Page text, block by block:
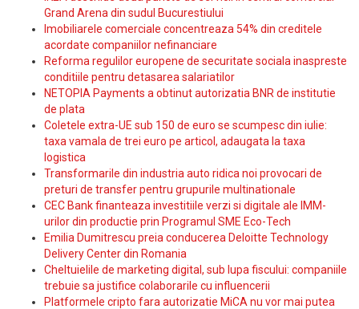
Grand Arena din sudul Bucurestiului
Imobiliarele comerciale concentreaza 54% din creditele
acordate companiilor nefinanciare
Reforma regulilor europene de securitate sociala inaspreste
conditiile pentru detasarea salariatilor
NETOPIA Payments a obtinut autorizatia BNR de institutie
de plata
Coletele extra-UE sub 150 de euro se scumpesc din iulie:
taxa vamala de trei euro pe articol, adaugata la taxa
logistica
Transformarile din industria auto ridica noi provocari de
preturi de transfer pentru grupurile multinationale
CEC Bank finanteaza investitiile verzi si digitale ale IMM-
urilor din productie prin Programul SME Eco-Tech
Emilia Dumitrescu preia conducerea Deloitte Technology
Delivery Center din Romania
Cheltuielile de marketing digital, sub lupa fiscului: companiile
trebuie sa justifice colaborarile cu influencerii
Platformele cripto fara autorizatie MiCA nu vor mai putea